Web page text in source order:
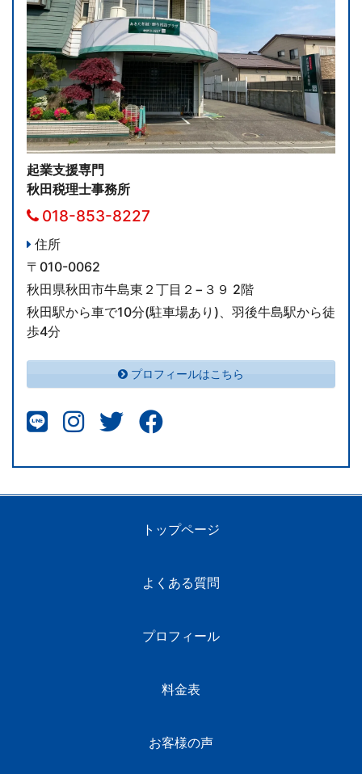
起業支援専門
秋田税理士事務所
018-853-8227
住所
〒010-0062
秋田県秋田市牛島東２丁目２−３９ 2階
秋田駅から車で10分(駐車場あり)、羽後牛島駅から徒
歩4分
プロフィールはこちら
トップページ
よくある質問
プロフィール
料金表
お客様の声